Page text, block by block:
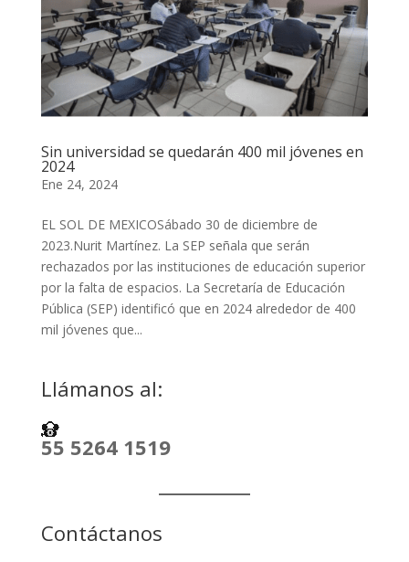
Sin universidad se quedarán 400 mil jóvenes en
2024
Ene 24, 2024
EL SOL DE MEXICOSábado 30 de diciembre de
2023.Nurit Martínez. La SEP señala que serán
rechazados por las instituciones de educación superior
por la falta de espacios. La Secretaría de Educación
Pública (SEP) identificó que en 2024 alrededor de 400
mil jóvenes que...
Llámanos al:
55 5264 1519
Contáctanos